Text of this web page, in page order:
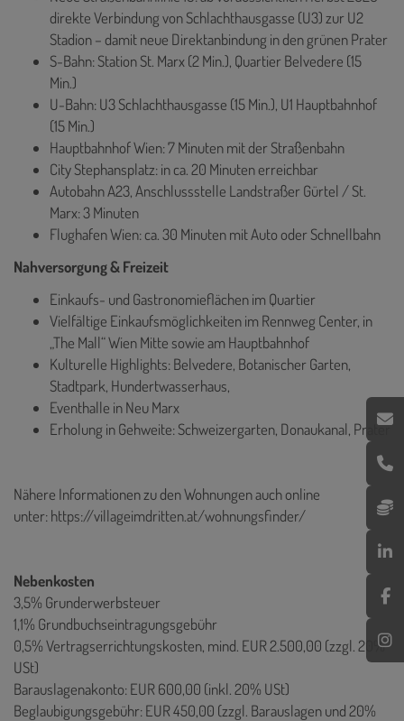
direkte Verbindung von Schlachthausgasse (U3) zur U2
Stadion – damit neue Direktanbindung in den grünen Prater
S-Bahn: Station St. Marx (2 Min.), Quartier Belvedere (15
Min.)
U-Bahn: U3 Schlachthausgasse (15 Min.), U1 Hauptbahnhof
(15 Min.)
Hauptbahnhof Wien: 7 Minuten mit der Straßenbahn
City Stephansplatz: in ca. 20 Minuten erreichbar
Autobahn A23, Anschlussstelle Landstraßer Gürtel / St.
Marx: 3 Minuten
Flughafen Wien: ca. 30 Minuten mit Auto oder Schnellbahn
Nahversorgung & Freizeit
Einkaufs- und Gastronomieflächen im Quartier
Vielfältige Einkaufsmöglichkeiten im Rennweg Center, in
„The Mall“ Wien Mitte sowie am Hauptbahnhof
Kulturelle Highlights: Belvedere, Botanischer Garten,
Stadtpark, Hundertwasserhaus,
Eventhalle in Neu Marx
Erholung in Gehweite: Schweizergarten, Donaukanal, Prater
Nähere Informationen zu den Wohnungen auch online
unter:https://villageimdritten.at/wohnungsfinder/
Nebenkosten
3,5% Grunderwerbsteuer
1,1% Grundbuchseintragungsgebühr
0,5% Vertragserrichtungskosten, mind. EUR 2.500,00 (zzgl. 20%
USt)
Barauslagenakonto: EUR 600,00 (inkl. 20% USt)
Beglaubigungsgebühr: EUR 450,00 (zzgl. Barauslagen und 20%